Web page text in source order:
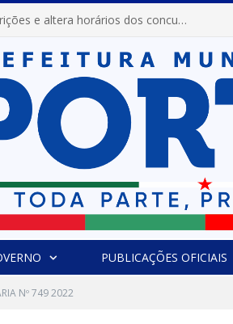
Prefeitura de Portel prorroga inscrições e altera horários dos concursos “Musa” e “Miss Mix Verão 2026”
PUBLICAÇÕES OFICIAIS
Nº 749 2022